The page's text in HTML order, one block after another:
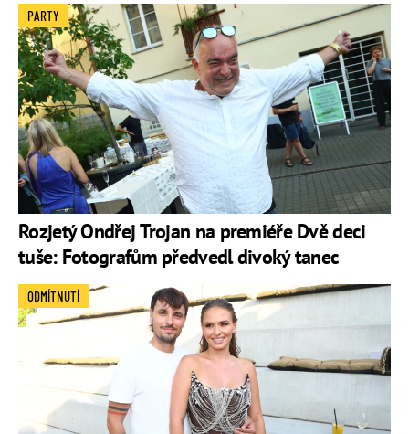
Rozjetý Ondřej Trojan na premiéře Dvě deci
tuše: Fotografům předvedl divoký tanec
PARTY
ODMÍTNUTÍ